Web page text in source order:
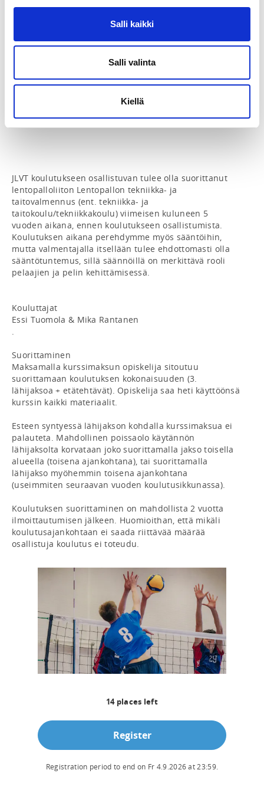
Salli kaikki
Salli valinta
Kiellä
Ennakkotehtävät ~ 4h
1. Lähijakso salissa (la-su, n. 18h)
2. Lähijakso salissa (la-su, n. 18h)
3. Lähijakso – Lasten ja nuorten valmennusseminaari
Yhteensä n. 65h
JLVT koulutukseen osallistuvan tulee olla suorittanut
lentopalloliiton Lentopallon tekniikka- ja
taitovalmennus (ent. tekniikka- ja
taitokoulu/tekniikkakoulu) viimeisen kuluneen 5
vuoden aikana, ennen koulutukseen osallistumista.
Koulutuksen aikana perehdymme myös sääntöihin,
mutta valmentajalla itsellään tulee ehdottomasti olla
sääntötuntemus, sillä säännöillä on merkittävä rooli
pelaajien ja pelin kehittämisessä.
Kouluttajat
Essi Tuomola & Mika Rantanen
.
Suorittaminen
Maksamalla kurssimaksun opiskelija sitoutuu
suorittamaan koulutuksen kokonaisuuden (3.
lähijaksoa + etätehtävät). Opiskelija saa heti käyttöönsä
kurssin kaikki materiaalit.
Esteen syntyessä lähijakson kohdalla kurssimaksua ei
palauteta. Mahdollinen poissaolo käytännön
lähijaksolta korvataan joko suorittamalla jakso toisella
alueella (toisena ajankohtana), tai suorittamalla
lähijakso myöhemmin toisena ajankohtana
(useimmiten seuraavan vuoden koulutusikkunassa).
Koulutuksen suorittaminen on mahdollista 2 vuotta
ilmoittautumisen jälkeen. Huomioithan, että mikäli
koulutusajankohtaan ei saada riittävää määrää
osallistuja koulutus ei toteudu.
14places left
Register
Registration period to end on Fr 4.9.2026at23:59.